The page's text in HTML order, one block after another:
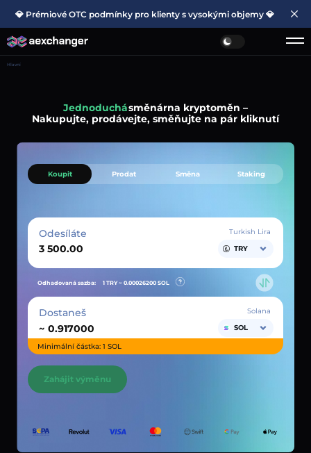
💎 Prémiové OTC podmínky pro klienty s vysokými objemy 💎
Hlavní
Jednoduchásměnárna kryptoměn –
Nakupujte, prodávejte, směňujte na pár kliknutí
Koupit Prodat Směna Staking
Odesíláte
Turkish Lira
TRY
Odhadovaná sazba: 1 TRY ~ 0.00026200 SOL
Dostaneš
~
Solana
SOL
Minimální částka: 1 SOL
Zahájit výměnu